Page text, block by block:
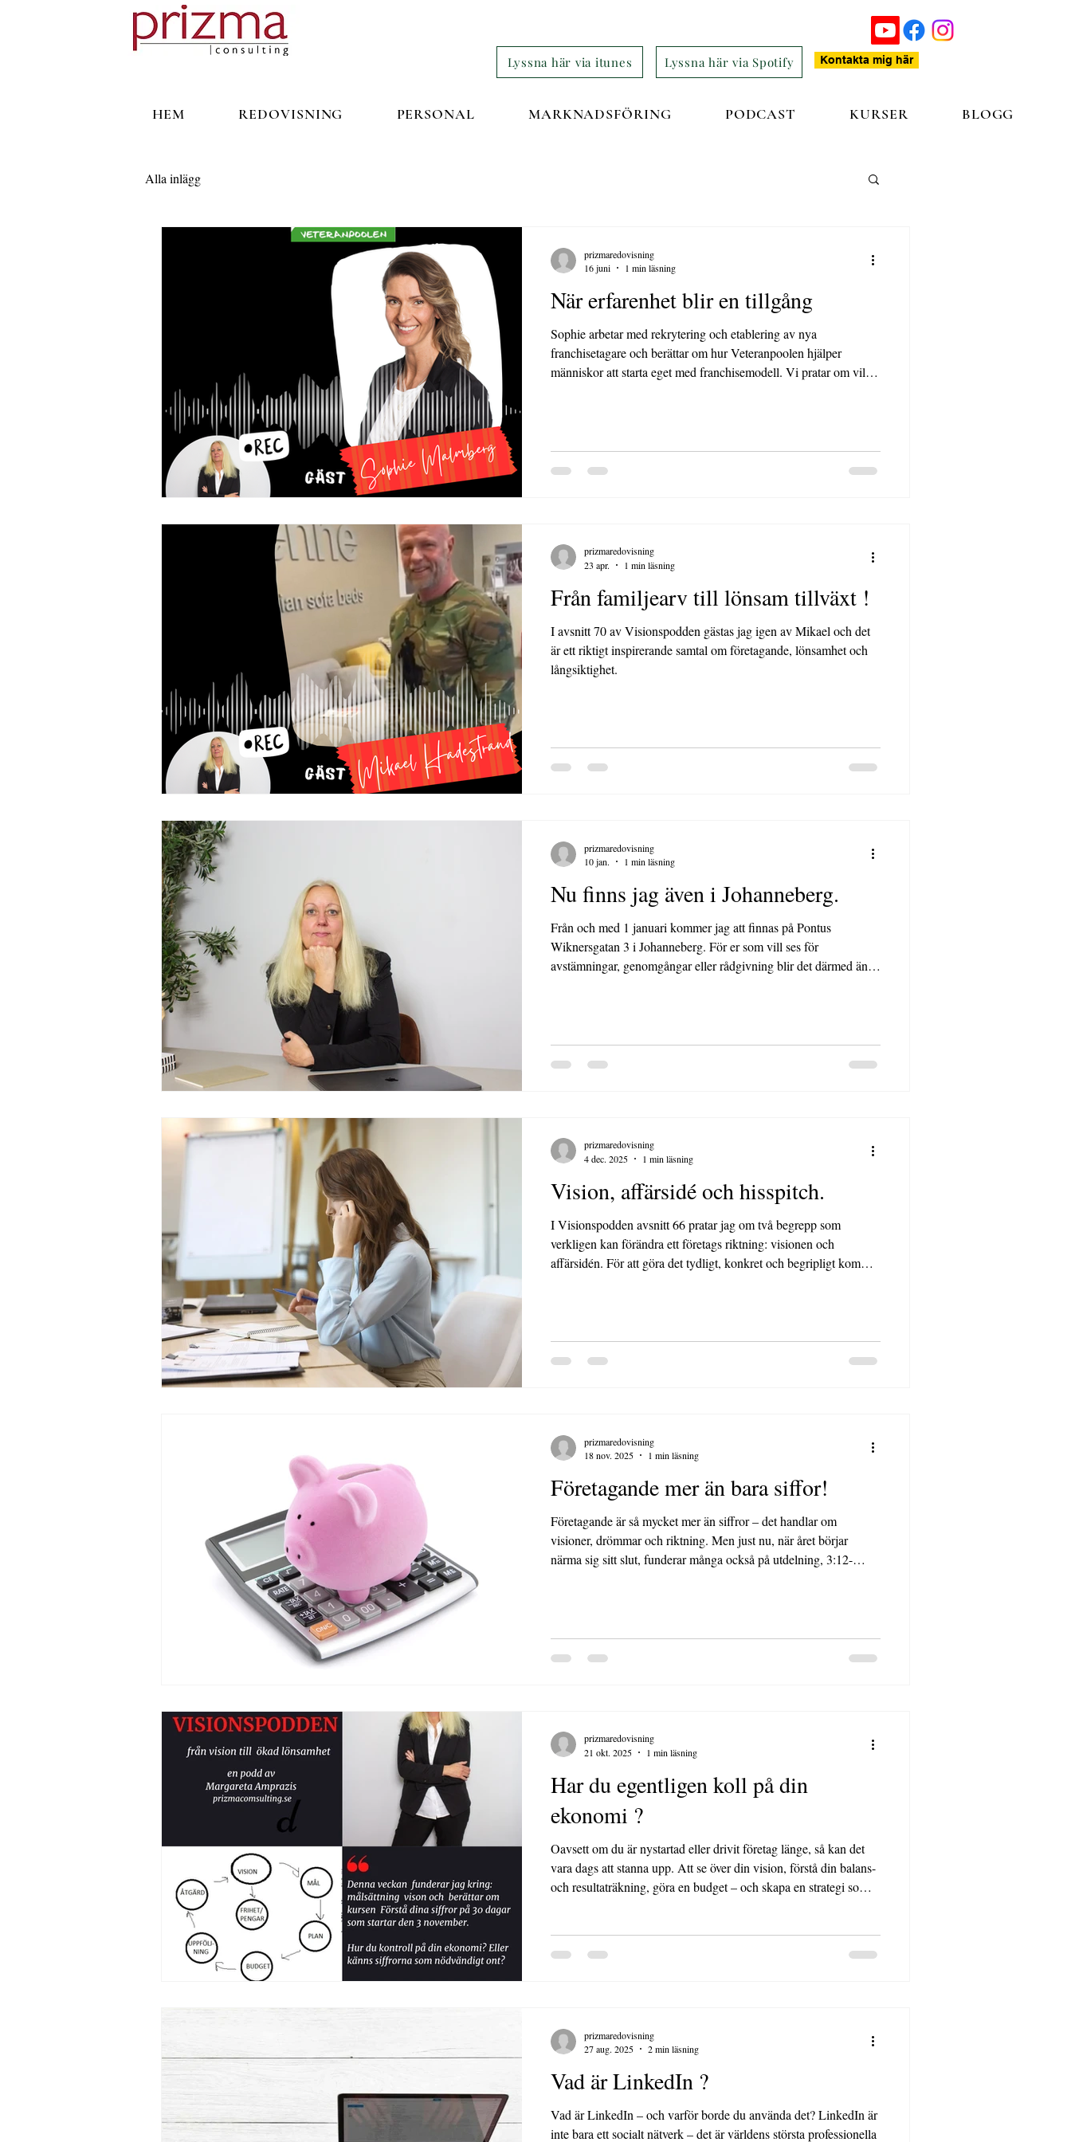
Lyssna här via itunes Lyssna här via Spotify Kontakta mig här
HEM REDOVISNING PERSONAL MARKNADSFÖRING PODCAST KURSER BLOGG
Alla inlägg
När erfarenhet blir en tillgång
Sophie arbetar med rekrytering och etablering av nya
franchisetagare och berättar om hur Veteranpoolen hjälper
människor att starta eget med franchisemodell. Vi pratar om vilka
prizmaredovisning
16 juni
1 min läsning
Från familjearv till lönsam tillväxt !
I avsnitt 70 av Visionspodden gästas jag igen av Mikael och det
är ett riktigt inspirerande samtal om företagande, lönsamhet och
långsiktighet.
prizmaredovisning
23 apr.
1 min läsning
Nu finns jag även i Johanneberg.
Från och med 1 januari kommer jag att finnas på Pontus
Wiknersgatan 3 i Johanneberg. För er som vill ses för
avstämningar, genomgångar eller rådgivning blir det därmed ännu
prizmaredovisning
10 jan.
1 min läsning
Vision, affärsidé och hisspitch.
I Visionspodden avsnitt 66 pratar jag om två begrepp som
verkligen kan förändra ett företags riktning: visionen och
affärsidén. För att göra det tydligt, konkret och begripligt kommer
prizmaredovisning
4 dec. 2025
1 min läsning
Företagande mer än bara siffor!
Företagande är så mycket mer än siffror – det handlar om
visioner, drömmar och riktning. Men just nu, när året börjar
närma sig sitt slut, funderar många också på utdelning, 3:12-
prizmaredovisning
18 nov. 2025
1 min läsning
Har du egentligen koll på din
ekonomi ?
Oavsett om du är nystartad eller drivit företag länge, så kan det
vara dags att stanna upp. Att se över din vision, förstå din balans-
och resultaträkning, göra en budget – och skapa en strategi som
prizmaredovisning
21 okt. 2025
1 min läsning
Vad är LinkedIn ?
Vad är LinkedIn – och varför borde du använda det? LinkedIn är
inte bara ett socialt nätverk – det är världens största professionella
prizmaredovisning
27 aug. 2025
2 min läsning